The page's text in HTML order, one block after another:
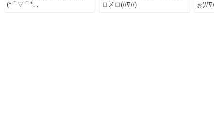
(*⌒▽⌒*
ロメロ(//∇//)
ぉ(//∇//